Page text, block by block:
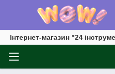
Інтернет-магазин "24